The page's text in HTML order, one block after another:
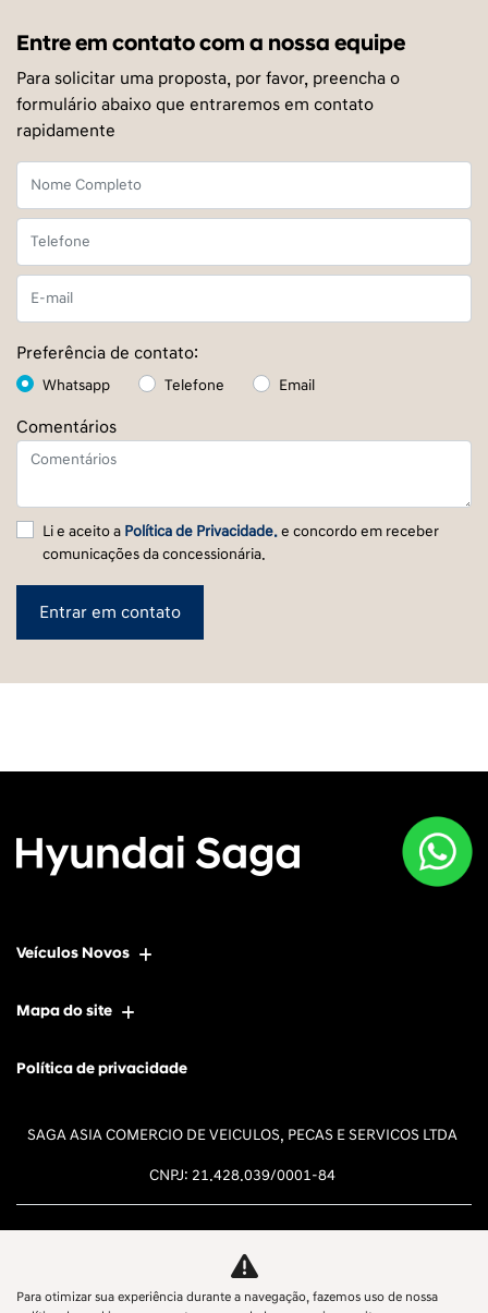
Entre em contato com a nossa equipe
Para solicitar uma proposta, por favor, preencha o
formulário abaixo que entraremos em contato
rapidamente
Preferência de contato:
Whatsapp Telefone Email
Comentários
Li e aceito a Política de Privacidade.e concordo em receber
comunicações da concessionária.
Entrar em contato
Veículos Novos
Mapa do site
Política de privacidade
SAGA ASIA COMERCIO DE VEICULOS, PECAS E SERVICOS LTDA
CNPJ: 21.428.039/0001-84
Para otimizar sua experiência durante a navegação, fazemos uso de nossa